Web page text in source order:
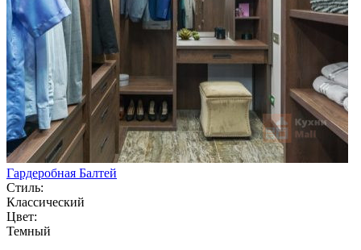
Гардеробная Балтей
Стиль:
Классический
Цвет:
Темный